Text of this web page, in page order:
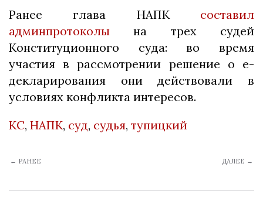
Ранее глава НАПК составил
админпротоколы на трех судей
Конституционного суда: во время
участия в рассмотрении решение о е-
декларирования они действовали в
условиях конфликта интересов.
КС, НАПК, суд, судья, тупицкий
← РАНЕЕ ДАЛЕЕ →